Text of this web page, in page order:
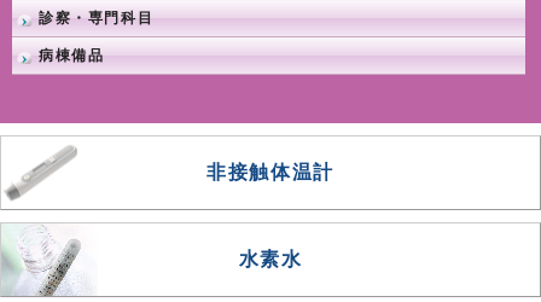
診察・専門科目
病棟備品
非接触体温計
水素水